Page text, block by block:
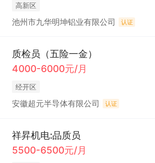
高新区
池州市九华明坤铝业有限公司 认证
质检员（五险一金）
4000-6000元/月
经开区
安徽超元半导体有限公司 认证
祥昇机电:品质员
5500-6500元/月